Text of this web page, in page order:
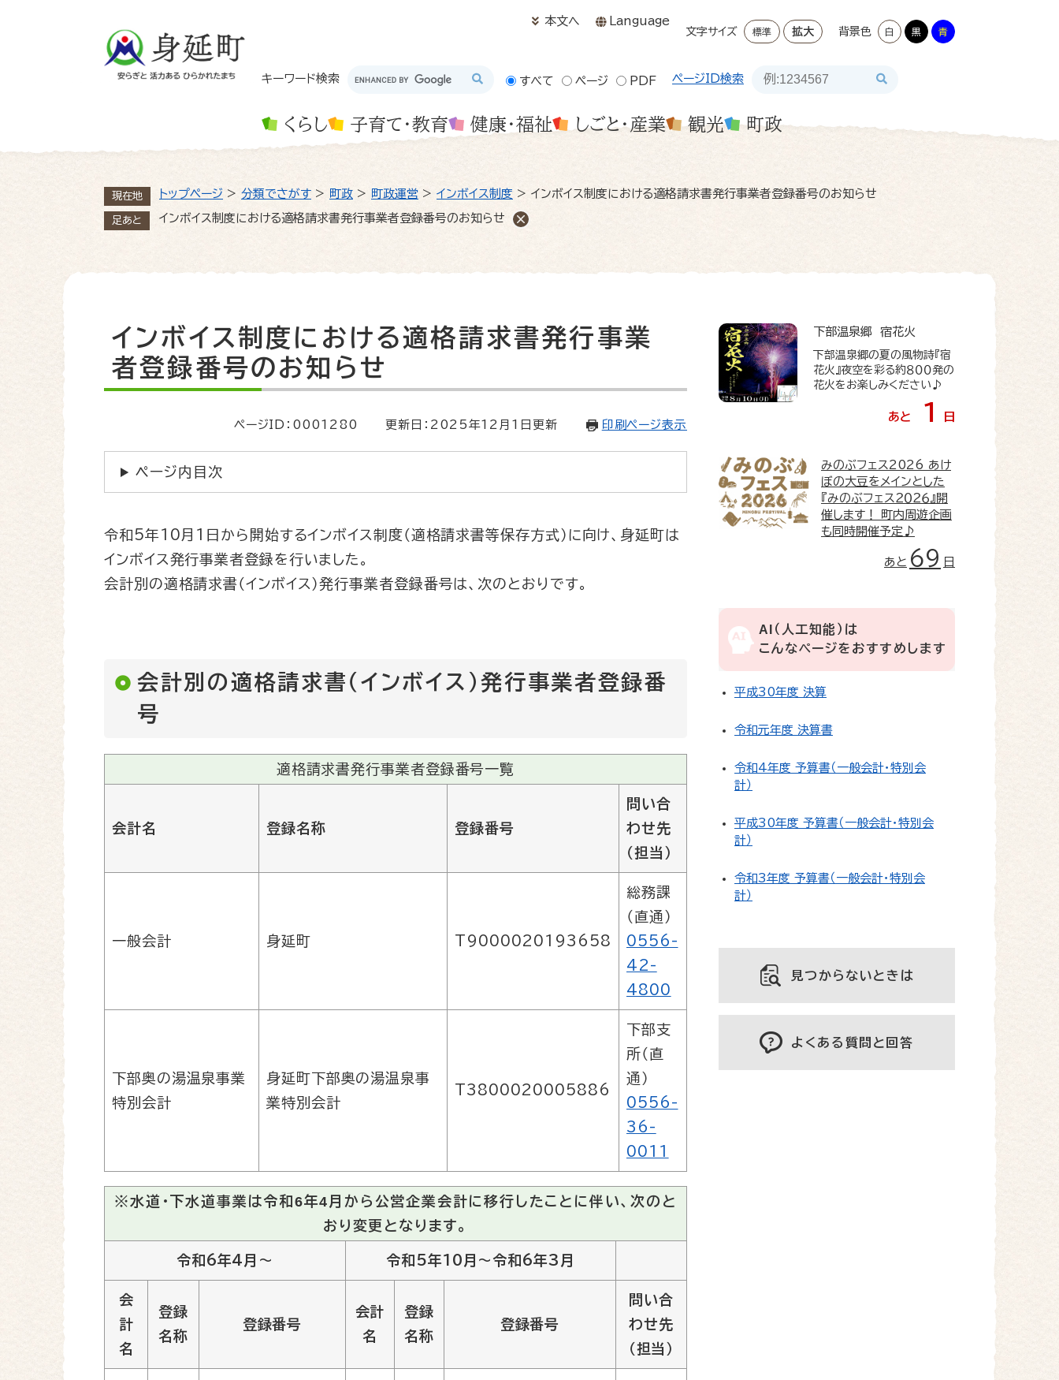
本文へ Language
文字サイズ 標準 拡大 背景色 白 黒 青
キーワード検索 すべて ページ PDF ページID検索
くらし 子育て・教育 健康・福祉 しごと・産業 観光 町政
現在地 トップページ > 分類でさがす > 町政 > 町政運営 > インボイス制度 > インボイス制度における適格請求書発行事業者登録番号のお知らせ
足あと インボイス制度における適格請求書発行事業者登録番号のお知らせ
本
文
インボイス制度における適格請求書発行事業
者登録番号のお知らせ
ページID：0001280 更新日：2025年12月1日更新 印刷ページ表示
ページ内目次
令和5年10月1日から開始するインボイス制度（適格請求書等保存方式）に向け、身延町は
インボイス発行事業者登録を行いました。
会計別の適格請求書（インボイス）発行事業者登録番号は、次のとおりです。
会計別の適格請求書（インボイス）発行事業者登録番
号
適格請求書発行事業者登録番号一覧
会計名 登録名称 登録番号
問い合
わせ先
（担当）
一般会計 身延町 T9000020193658
総務課
（直通）
0556-
42-
4800
下部奥の湯温泉事業
特別会計
身延町下部奥の湯温泉事
業特別会計
T3800020005886
下部支
所（直
通）
0556-
36-
0011
※水道・下水道事業は令和6年4月から公営企業会計に移行したことに伴い、次のと
おり変更となります。
令和6年4月～ 令和5年10月～令和6年3月
会
計
名
登録
名称
登録番号
会計
名
登録
名称
登録番号
問い合
わせ先
（担当）
下部温泉郷 宿花火
下部温泉郷の夏の風物詩『宿
花火』夜空を彩る約８００発の
花火をお楽しみください♪
あと 1 日
みのぶフェス2026 あけ
ぼの大豆をメインとした
『みのぶフェス２０２６』開
催します！ 町内周遊企画
も同時開催予定♪
あと 69 日
AI（人工知能）は
こんなページをおすすめします
平成30年度 決算
令和元年度 決算書
令和4年度 予算書（一般会計・特別会
計）
平成30年度 予算書（一般会計・特別会
計）
令和3年度 予算書（一般会計・特別会
計）
見つからないときは
よくある質問と回答